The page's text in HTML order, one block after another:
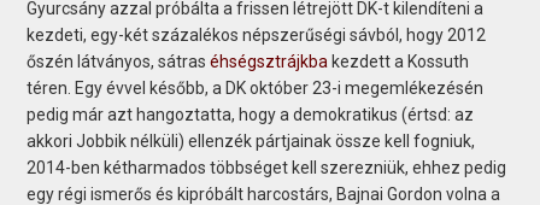
Gyurcsány azzal próbálta a frissen létrejött DK-t kilendíteni a
kezdeti, egy-két százalékos népszerűségi sávból, hogy 2012
őszén látványos, sátraséhségsztrájkba kezdett a Kossuth
téren. Egy évvel később, a DK október 23-i megemlékezésén
pedig már azt hangoztatta, hogy a demokratikus (értsd: az
akkori Jobbik nélküli) ellenzék pártjainak össze kell fogniuk,
2014-ben kétharmados többséget kell szerezniük, ehhez pedig
egy régi ismerős és kipróbált harcostárs, Bajnai Gordon volna a